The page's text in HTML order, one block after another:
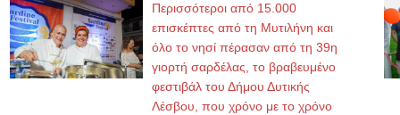
Περισσότεροι από 15.000
επισκέπτες από τη Μυτιλήνη και
όλο το νησί πέρασαν από τη 39η
γιορτή σαρδέλας, το βραβευμένο
φεστιβάλ του Δήμου Δυτικής
Λέσβου, που χρόνο με το χρόνο